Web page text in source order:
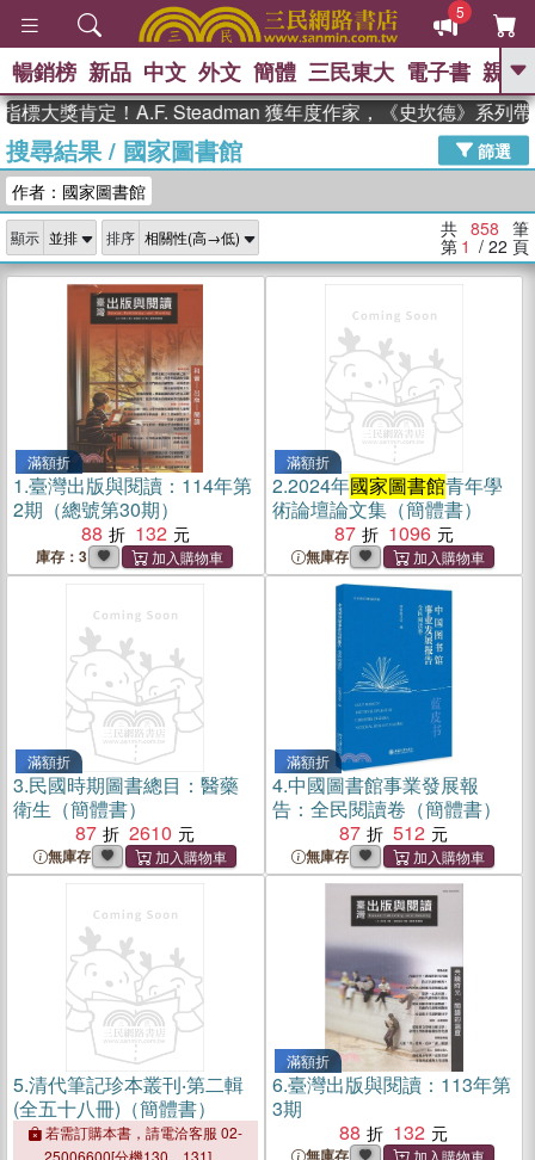
5
GO
熱搜： The Odyssey 、
父親節 、 如果歷史是一群喵 、 暑期
念華 、 台灣的李登輝時代 、 數學女
孩：黎曼猜想
偉大的迷走神經
暢銷榜 新品 中文 外文 簡體 三民東大 電子書 親子
獎肯定！A.F. Steadman 獲年度作家，《史坎德》系列帶你踏
搜尋結果/ 國家圖書館
篩選
作者：國家圖書館
顯示 排序 共 858 筆
第 1 / 22 頁
滿額折
1.臺灣出版與閱讀：114年第
2期（總號第30期）
88
132
庫存：3
滿額折
2.2024年國家圖書館青年學
術論壇論文集（簡體書）
87
1096
無庫存
滿額折
3.民國時期圖書總目：醫藥
衛生（簡體書）
87
2610
無庫存
滿額折
4.中國圖書館事業發展報
告：全民閱讀卷（簡體書）
87
512
無庫存
5.清代筆記珍本叢刊‧第二輯
(全五十八冊)（簡體書）
若需訂購本書，請電洽客服 02-
25006600[分機130、131]。
滿額折
6.臺灣出版與閱讀：113年第
3期
88
132
無庫存